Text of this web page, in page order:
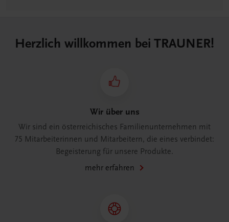
Herzlich willkommen bei TRAUNER!
Wir über uns
Wir sind ein österreichisches Familienunternehmen mit
75 Mitarbeiterinnen und Mitarbeitern, die eines verbindet:
Begeisterung für unsere Produkte.
mehr erfahren